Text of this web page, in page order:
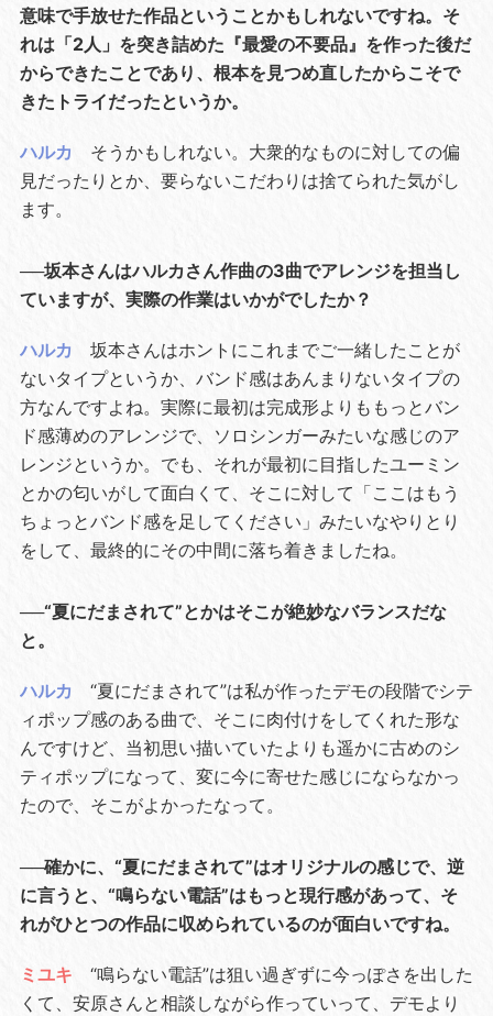
意味で手放せた作品ということかもしれないですね。そ
れは「2人」を突き詰めた『最愛の不要品』を作った後だ
からできたことであり、根本を見つめ直したからこそで
きたトライだったというか。
ハルカ
そうかもしれない。大衆的なものに対しての偏
見だったりとか、要らないこだわりは捨てられた気がし
ます。
──坂本さんはハルカさん作曲の3曲でアレンジを担当し
ていますが、実際の作業はいかがでしたか？
ハルカ
坂本さんはホントにこれまでご一緒したことが
ないタイプというか、バンド感はあんまりないタイプの
方なんですよね。実際に最初は完成形よりももっとバン
ド感薄めのアレンジで、ソロシンガーみたいな感じのア
レンジというか。でも、それが最初に目指したユーミン
とかの匂いがして面白くて、そこに対して「ここはもう
ちょっとバンド感を足してください」みたいなやりとり
をして、最終的にその中間に落ち着きましたね。
──“夏にだまされて”とかはそこが絶妙なバランスだな
と。
ハルカ
“夏にだまされて”は私が作ったデモの段階でシテ
ィポップ感のある曲で、そこに肉付けをしてくれた形な
んですけど、当初思い描いていたよりも遥かに古めのシ
ティポップになって、変に今に寄せた感じにならなかっ
たので、そこがよかったなって。
──確かに、“夏にだまされて”はオリジナルの感じで、逆
に言うと、“鳴らない電話”はもっと現行感があって、そ
れがひとつの作品に収められているのが面白いですね。
ミユキ
“鳴らない電話”は狙い過ぎずに今っぽさを出した
くて、安原さんと相談しながら作っていって、デモより